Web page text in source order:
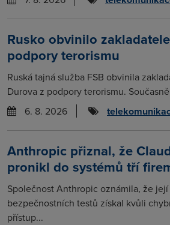
Rusko obvinilo
podpory terorismu
Ruská tajná služba FSB obvinila
Durova z podpory terorismu.
6. 8. 2026
Anthropic přiznal, že
pronikl do systémů tří
Společnost Anthropic oznámila, že
bezpečnostních testů získal kvůli
přístup...